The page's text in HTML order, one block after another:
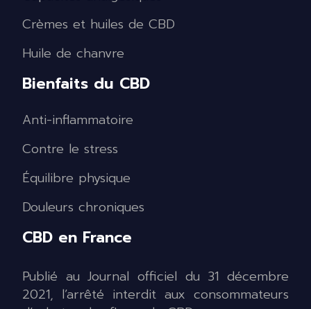
Crèmes et huiles de CBD
Huile de chanvre
Bienfaits du CBD
Anti-inflammatoire
Contre le stress
Équilibre physique
Douleurs chroniques
CBD en France
Publié au Journal officiel du 31 décembre
2021, l’arrêté interdit aux consommateurs